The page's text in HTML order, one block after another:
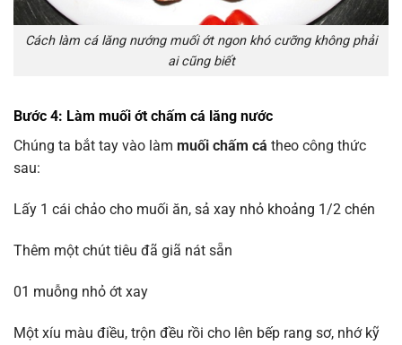
Cách làm cá lăng nướng muối ớt ngon khó cưỡng không phải
ai cũng biết
Bước 4: Làm muối ớt chấm cá lăng nước
Chúng ta bắt tay vào làm muối chấm cá theo công thức
sau:
Lấy 1 cái chảo cho muối ăn, sả xay nhỏ khoảng 1/2 chén
Thêm một chút tiêu đã giã nát sẵn
01 muỗng nhỏ ớt xay
Một xíu màu điều, trộn đều rồi cho lên bếp rang sơ, nhớ kỹ